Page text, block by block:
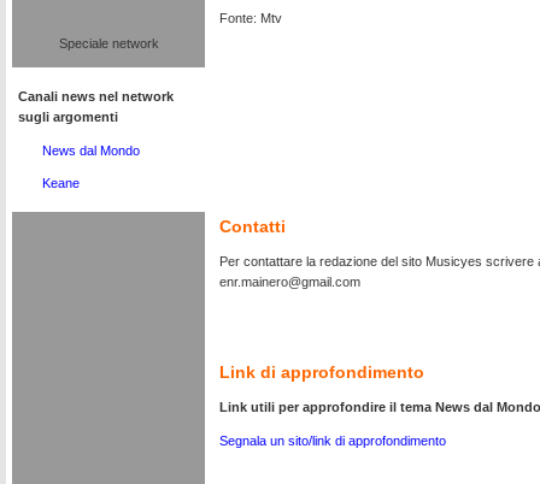
Speciale network
Canali news nel network
sugli argomenti
News dal Mondo
Keane
Fonte: Mtv
Contatti
Per contattare la redazione del sito Musicyes scrivere
enr.mainero@gmail.com
Link di approfondimento
Link utili per approfondire il tema News dal
Segnala un sito/link di approfondimento